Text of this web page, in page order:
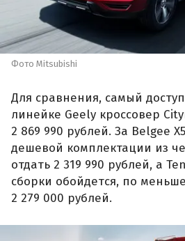
Фото Mitsubishi
Для сравнения, самый
линейке Geely кроссовер
2 869 990 рублей. За Belgee
дешевой комплектации из
отдать 2 319 990 рублей, а
сборки обойдется, по
2 279 000 рублей.